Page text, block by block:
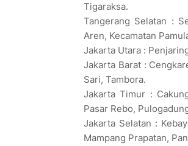
Tigaraksa.
Tangerang Selatan :
Aren, Kecamatan
Jakarta Utara :
Jakarta Barat :
Sari, Tambora.
Jakarta Timur :
Pasar Rebo,
Jakarta Selatan :
Mampang Prapatan,